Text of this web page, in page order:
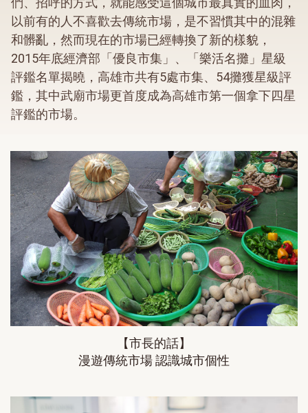
以前有的人不喜歡去傳統市場，是不習慣其中的混雜
和髒亂，然而現在的市場已經轉換了新的樣貌，
2015年底經濟部「優良市集」、「樂活名攤」星級
評鑑名單揭曉，高雄市共有5處市集、54攤獲星級評
鑑，其中武廟市場更首度成為高雄市第一個拿下四星
評鑑的市場。
【市長的話】
漫遊傳統市場 認識城市個性